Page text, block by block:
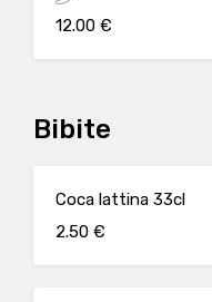
12.00 €
Bibite
Coca lattina 33cl
2.50 €